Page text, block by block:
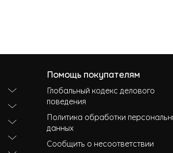
Помощь покупателям
Глобальный кодекс делового
поведения
Политика обработки
данных
Сообщить о несоответствии